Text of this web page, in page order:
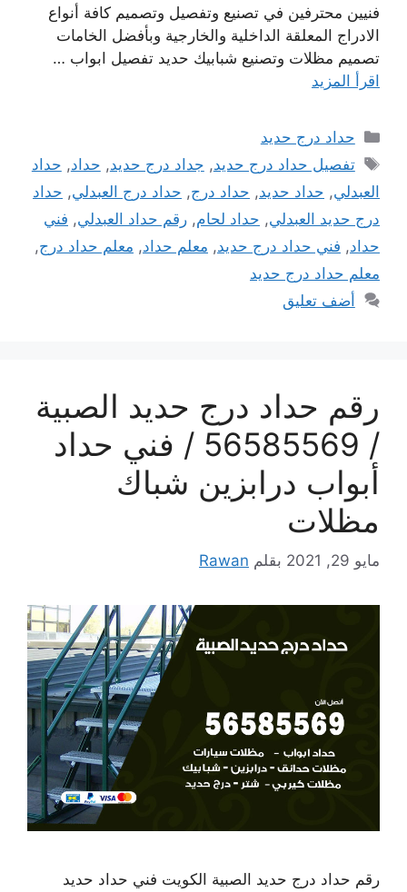
فنيين محترفين في تصنيع وتفصيل وتصميم كافة أنواع
الادراج المعلقة الداخلية والخارجية وبأفضل الخامات
تصميم مظلات وتصنيع شبابيك حديد تفصيل ابواب …
اقرأ المزيد
التصنيفات
حداد درج حديد
الوسوم
تفصيل حداد درج حديد, جداد درج حديد, حداد, حداد
العبدلي, حداد حديد, حداد درج, حداد درج العبدلي, حداد
درج حديد العبدلي, حداد لحام, رقم حداد العبدلي, فني
حداد, فني حداد درج حديد, معلم حداد, معلم حداد درج,
معلم حداد درج حديد
أضف تعليق
رقم حداد درج حديد الصبية
/ 56585569 / فني حداد
أبواب درابزين شباك
مظلات
مايو 29, 2021 بقلم Rawan
رقم حداد درج حديد الصبية الكويت فني حداد حديد